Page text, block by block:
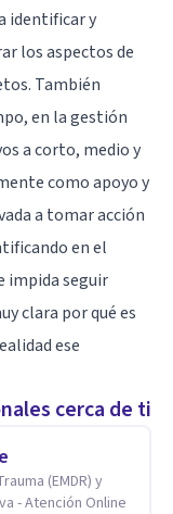
identificar y
los aspectos de
También
, en la gestión
a corto, medio y
como apoyo y
a tomar acción
en el
impida seguir
clara por qué es
ese
cerca de ti
(EMDR) y
- Atención Online